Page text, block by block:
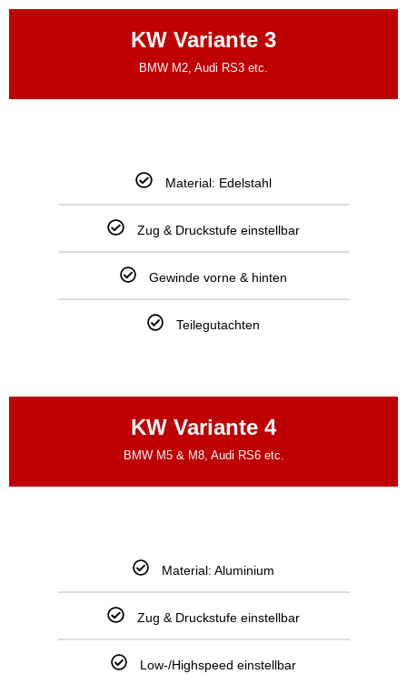
KW Variante 3
BMW M2, Audi RS3 etc.
Material: Edelstahl
Zug & Druckstufe einstellbar
Gewinde vorne & hinten
Teilegutachten
KW Variante 4
BMW M5 & M8, Audi RS6 etc.
Material: Aluminium
Zug & Druckstufe einstellbar
Low-/Highspeed einstellbar